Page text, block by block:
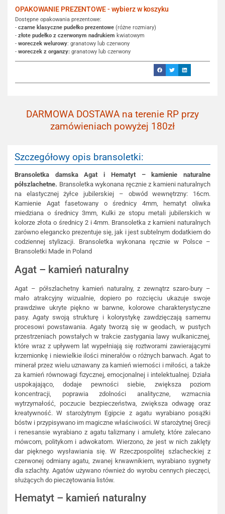
OPAKOWANIE PREZENTOWE - wybierz w koszyku
Dostępne opakowania prezentowe:
- czarne klasyczne pudełko prezentowe (różne rozmiary)
- złote pudełko z czerwonym nadrukiem kwiatowym
- woreczek welurowy: granatowy lub czerwony
- woreczek z organzy: granatowy lub czerwony
DARMOWA DOSTAWA na terenie RP przy
zamówieniach powyżej 180zł
Szczegółowy opis bransoletki:
Bransoletka damska Agat i Hematyt – kamienie naturalne
półszlachetne. Bransoletka wykonana ręcznie z kamieni naturalnych
na elastycznej żyłce jubilerskiej – obwód wewnętrzny: 16cm.
Kamienie Agat fasetowany o średnicy 4mm, hematyt oliwka
miedziana o średnicy 3mm, Kulki ze stopu metali jubilerskich w
kolorze złota o średnicy 2 i 4mm. Bransoletka z kamieni naturalnych
zarówno elegancko prezentuje się, jak i jest subtelnym dodatkiem do
codziennej stylizacji. Bransoletka wykonana ręcznie w Polsce –
Bransoletki Made in Poland
Agat – kamień naturalny
Agat – półszlachetny kamień naturalny, z zewnątrz szaro-bury –
mało atrakcyjny wizualnie, dopiero po rozcięciu ukazuje swoje
prawdziwe ukryte piękno w barwne, kolorowe charakterystyczne
pasy. Agaty swoją strukturę i kolorystykę zawdzięczają samemu
procesowi powstawania. Agaty tworzą się w geodach, w pustych
przestrzeniach powstałych w trakcie zastygania lawy wulkanicznej,
które wraz z upływem lat wypełniają się roztworami zawierającymi
krzemionkę i niewielkie ilości minerałów o różnych barwach. Agat to
minerał przez wielu uznawany za kamień wierności i miłości, a także
za kamień równowagi fizycznej, emocjonalnej i intelektualnej. Działa
uspokajająco, dodaje pewności siebie, zwiększa poziom
koncentracji, poprawia zdolności analityczne, wzmacnia
wytrzymałość, poczucie bezpieczeństwa, zwiększa odwagę oraz
kreatywność. W starożytnym Egipcie z agatu wyrabiano posążki
bóstw i przypisywano im magiczne właściwości. W starożytnej Grecji
i renesansie wyrabiano z agatu talizmany i amulety, które zalecano
mówcom, politykom i adwokatom. Wierzono, że jest w nich zaklęty
dar pięknego wysławiania się. W Rzeczpospolitej szlacheckiej z
czerwonej odmiany agatu, zwanej krwawnikiem, wyrabiano sygnety
dla szlachty. Agatów używano również do wyrobu cennych pieczęci,
służących do pieczętowania listów.
Hematyt – kamień naturalny